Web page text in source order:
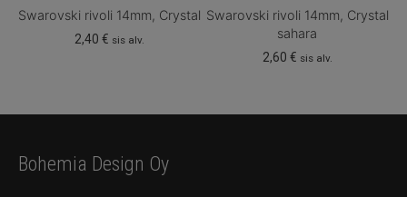
Swarovski rivoli 14mm, Crystal
2,40€ sis alv.
Swarovski rivoli 14mm, Crystal
sahara
2,60 € sis alv.
Bohemia Design Oy